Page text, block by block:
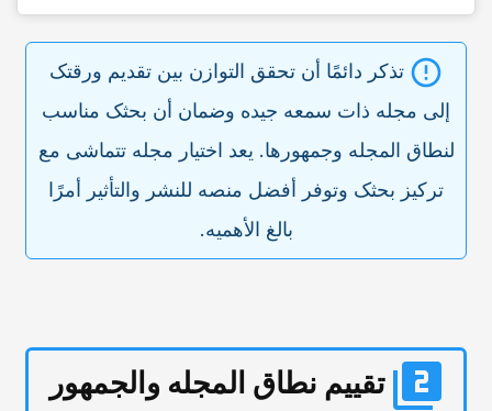
تذکر دائمًا أن تحقق التوازن بین تقدیم ورقتک
إلى مجله ذات سمعه جیده وضمان أن بحثک مناسب
لنطاق المجله وجمهورها. یعد اختیار مجله تتماشى مع
ترکیز بحثک وتوفر أفضل منصه للنشر والتأثیر أمرًا
بالغ الأهمیه.
تقییم نطاق المجله والجمهور